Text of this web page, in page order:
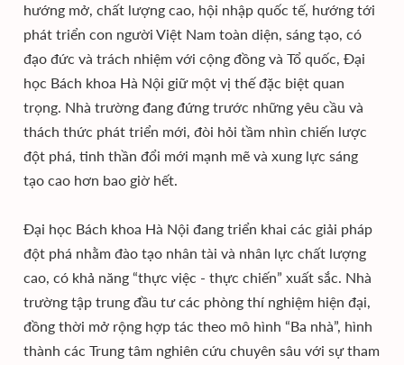
hướng mở, chất lượng cao, hội nhập quốc tế, hướng tới
phát triển con người Việt Nam toàn diện, sáng tạo, có
đạo đức và trách nhiệm với cộng đồng và Tổ quốc, Đại
học Bách khoa Hà Nội giữ một vị thế đặc biệt quan
trọng. Nhà trường đang đứng trước những yêu cầu và
thách thức phát triển mới, đòi hỏi tầm nhìn chiến lược
đột phá, tinh thần đổi mới mạnh mẽ và xung lực sáng
tạo cao hơn bao giờ hết.
Đại học Bách khoa Hà Nội đang triển khai các giải pháp
đột phá nhằm đào tạo nhân tài và nhân lực chất lượng
cao, có khả năng “thực việc - thực chiến” xuất sắc. Nhà
trường tập trung đầu tư các phòng thí nghiệm hiện đại,
đồng thời mở rộng hợp tác theo mô hình “Ba nhà”, hình
thành các Trung tâm nghiên cứu chuyên sâu với sự tham